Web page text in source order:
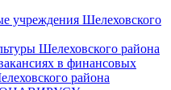
учреждения Шелеховского
Шелеховского района
в финансовых
района